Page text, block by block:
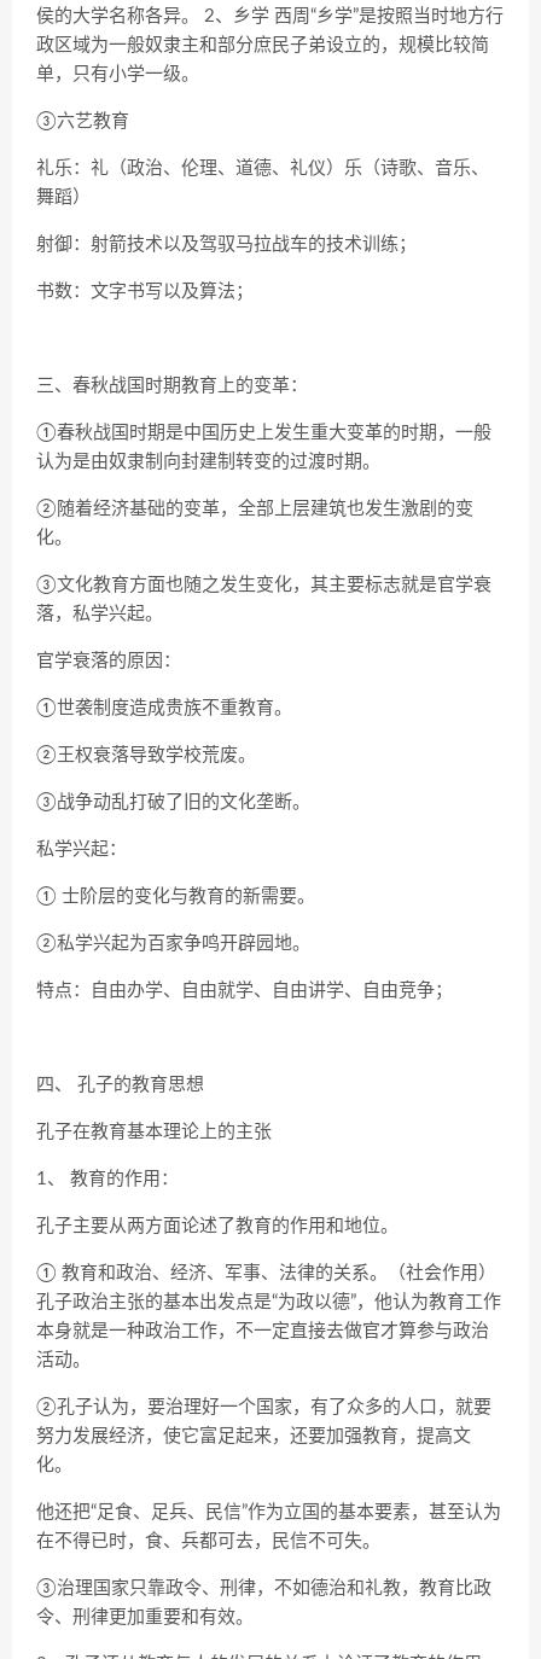
侯的大学名称各异。 2、乡学 西周“乡学”是按照当时地方行
政区域为一般奴隶主和部分庶民子弟设立的，规模比较简
单，只有小学一级。
③六艺教育
礼乐：礼（政治、伦理、道德、礼仪）乐（诗歌、音乐、
舞蹈）
射御：射箭技术以及驾驭马拉战车的技术训练；
书数：文字书写以及算法；
三、春秋战国时期教育上的变革：
①春秋战国时期是中国历史上发生重大变革的时期，一般
认为是由奴隶制向封建制转变的过渡时期。
②随着经济基础的变革，全部上层建筑也发生激剧的变
化。
③文化教育方面也随之发生变化，其主要标志就是官学衰
落，私学兴起。
官学衰落的原因：
①世袭制度造成贵族不重教育。
②王权衰落导致学校荒废。
③战争动乱打破了旧的文化垄断。
私学兴起：
① 士阶层的变化与教育的新需要。
②私学兴起为百家争鸣开辟园地。
特点：自由办学、自由就学、自由讲学、自由竞争；
四、 孔子的教育思想
孔子在教育基本理论上的主张
1、 教育的作用：
孔子主要从两方面论述了教育的作用和地位。
① 教育和政治、经济、军事、法律的关系。（社会作用）
孔子政治主张的基本出发点是“为政以德”，他认为教育工作
本身就是一种政治工作，不一定直接去做官才算参与政治
活动。
②孔子认为，要治理好一个国家，有了众多的人口，就要
努力发展经济，使它富足起来，还要加强教育，提高文
化。
他还把“足食、足兵、民信”作为立国的基本要素，甚至认为
在不得已时，食、兵都可去，民信不可失。
③治理国家只靠政令、刑律，不如德治和礼教，教育比政
令、刑律更加重要和有效。